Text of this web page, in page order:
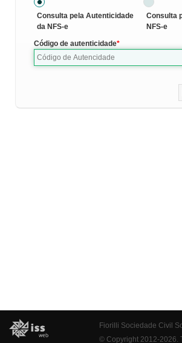
Consulta pela Autenticidade
da NFS-e
Consulta
NFS-e
Código de autenticidade
Fiorilli Sociedade Civil
© Copyright 2012-2026.